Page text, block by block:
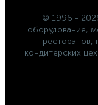
© 1996 -
оборудование,
ресторанов,
кондитерских